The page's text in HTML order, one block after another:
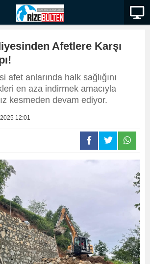
Afetlere Karşı
afet anlarında halk sağlığını
en aza indirmek amacıyla
kesmeden devam ediyor.
12:01